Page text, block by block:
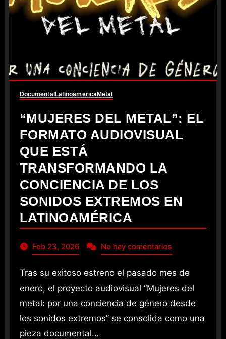
DocumentalLatinoamericaMetal
“MUJERES DEL METAL”: EL
FORMATO AUDIOVISUAL
QUE ESTÁ
TRANSFORMANDO LA
CONCIENCIA DE LOS
SONIDOS EXTREMOS EN
LATINOAMÉRICA
Feb 23, 2026 No hay comentarios
Tras su exitoso estreno el pasado mes de
enero, el proyecto audiovisual “Mujeres del
metal: por una conciencia de género desde
los sonidos extremos” se consolida como una
pieza documental…